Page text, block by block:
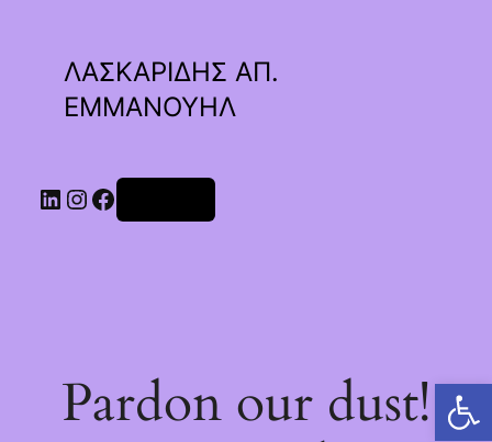
Ανοίξτε τη γραμμή εργαλείων
ΛΑΣΚΑΡΙΔΗΣ ΑΠ.
ΕΜΜΑΝΟΥΗΛ
Linkedin
Instagram
Facebook
Pardon our dust!